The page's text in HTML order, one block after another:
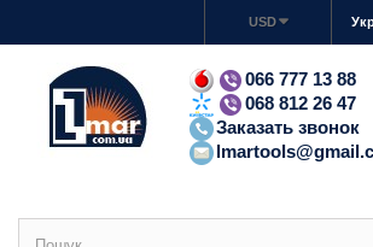
USD
066 777 13 88
068 812 26 47
Заказать звонок